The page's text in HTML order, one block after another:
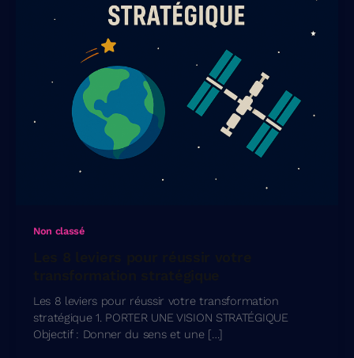
Non classé
Les 8 leviers pour réussir votre transformation
stratégique 1. PORTER UNE VISION STRATÉGIQUE
Objectif : Donner du sens et une […]